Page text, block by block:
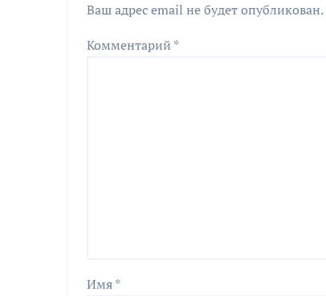
Ваш адрес email не будет опубликован.
Комментарий *
Имя*